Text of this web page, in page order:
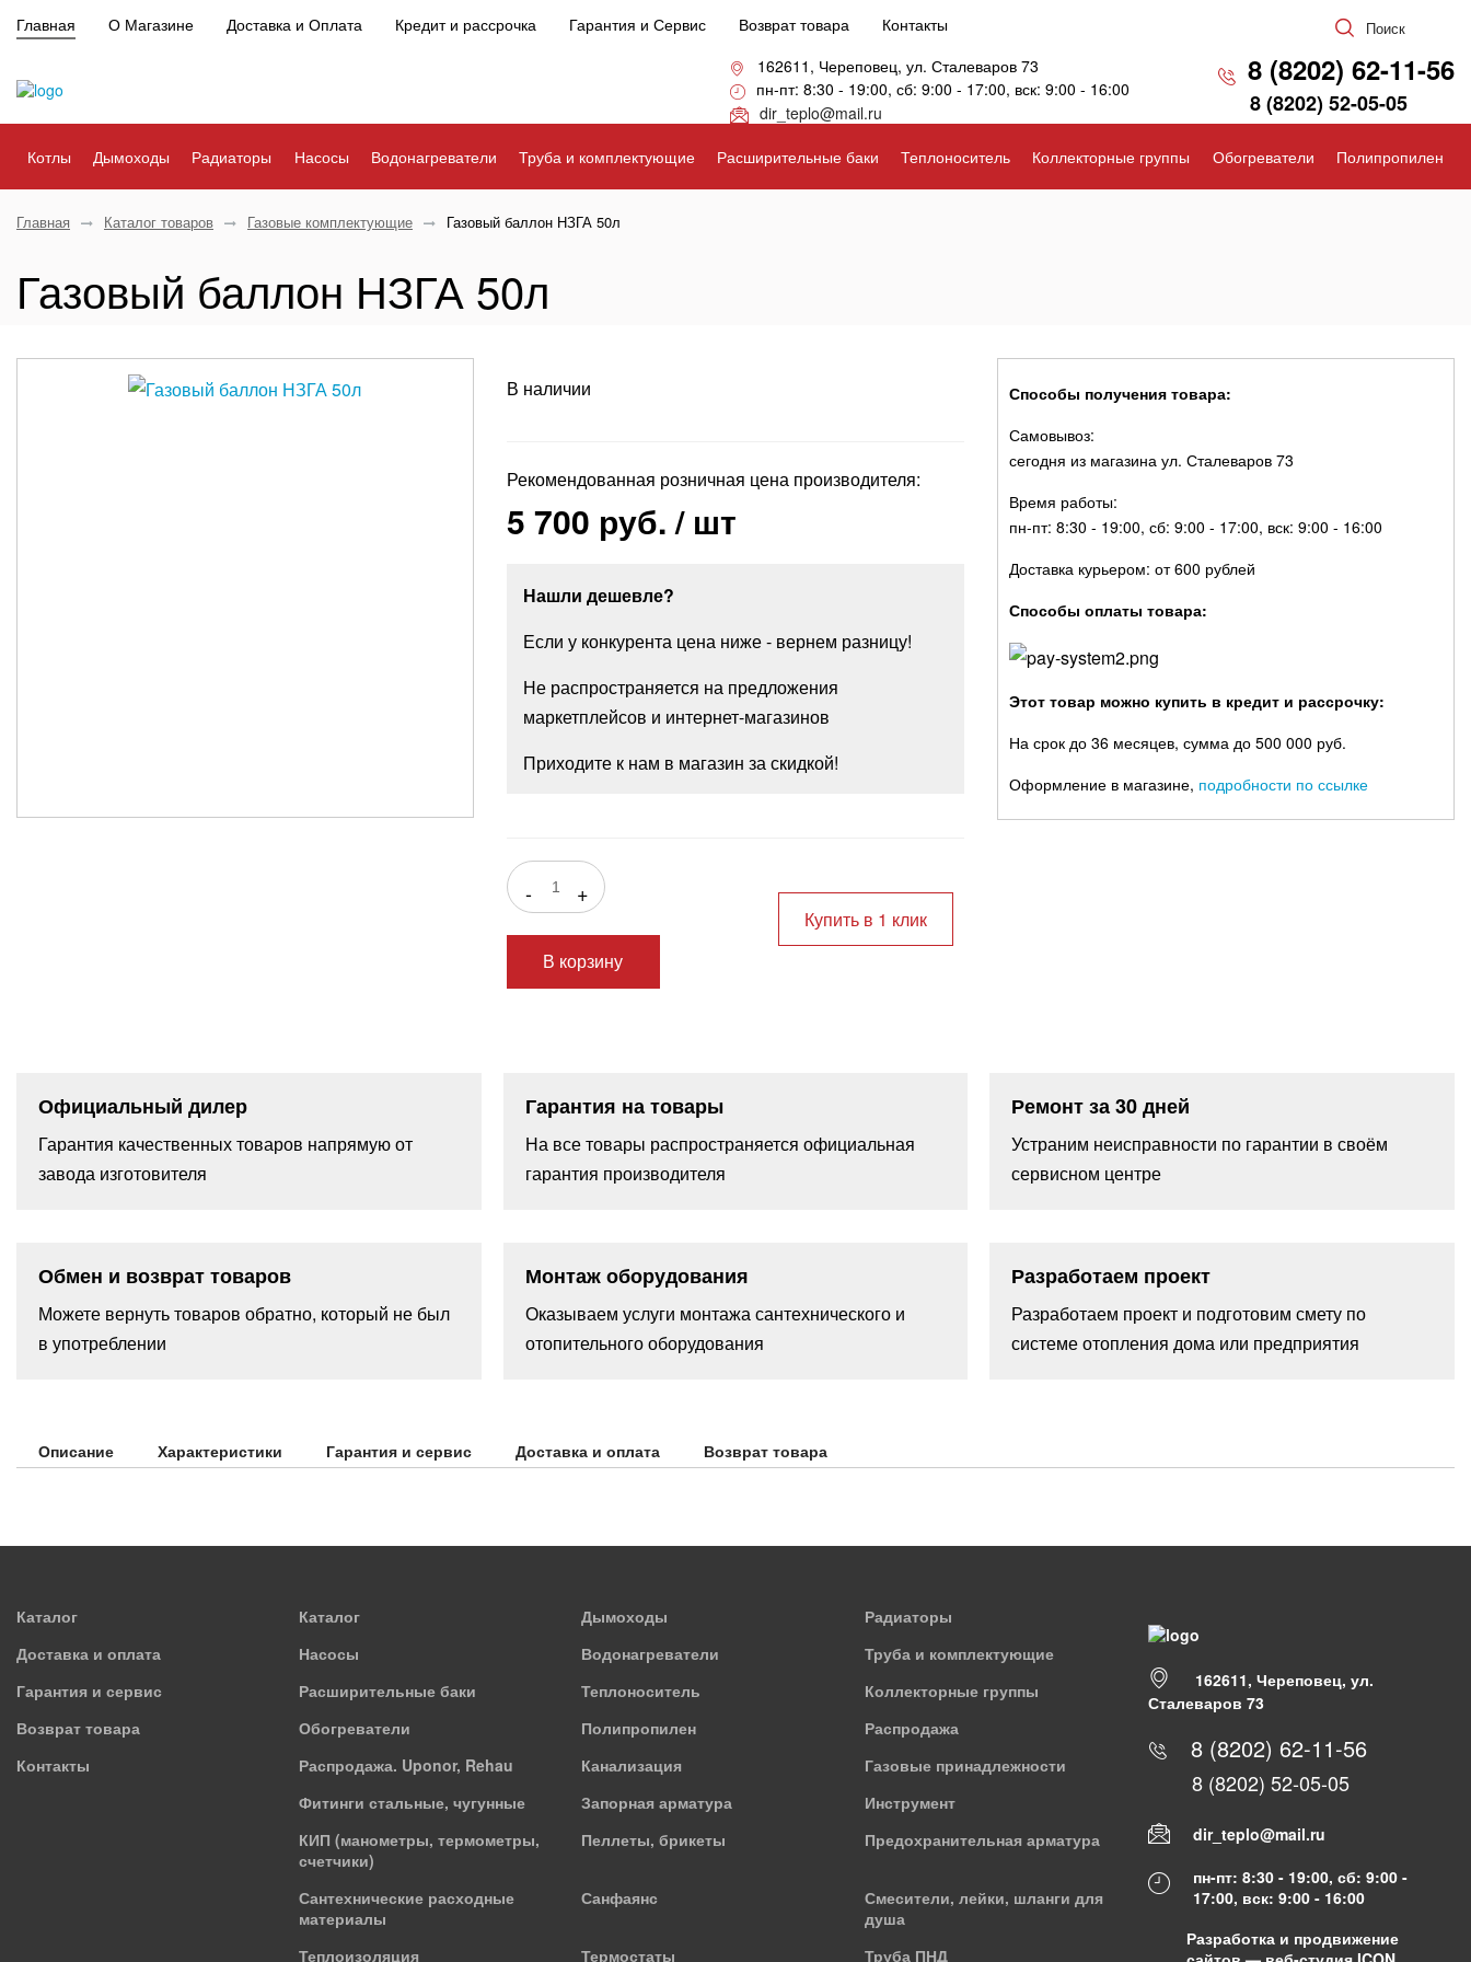
Главная О Магазине Доставка и Оплата Кредит и рассрочка Гарантия и Сервис Возврат товара Контакты Поиск
162611, Череповец, ул. Сталеваров 73
пн-пт: 8:30 - 19:00, сб: 9:00 - 17:00, вск: 9:00 - 16:00
dir_teplo@mail.ru
8 (8202) 62-11-56
8 (8202) 52-05-05
Котлы Дымоходы Радиаторы Насосы Водонагреватели Труба и комплектующие Расширительные баки Теплоноситель Коллекторные группы Обогреватели Полипропилен
Главная Каталог товаров Газовые комплектующие Газовый баллон НЗГА 50л
Газовый баллон НЗГА 50л
В наличии
Рекомендованная розничная цена производителя:
5 700 руб./ шт
Нашли дешевле?
Если у конкурента цена ниже - вернем разницу!
Не распространяется на предложения
маркетплейсов и интернет-магазинов
Приходите к нам в магазин за скидкой!
- +
В корзину
Купить в 1 клик
Способы получения товара:
Самовывоз:
сегодня из магазина ул. Сталеваров 73
Время работы:
пн-пт: 8:30 - 19:00, сб: 9:00 - 17:00, вск: 9:00 - 16:00
Доставка курьером: от 600 рублей
Способы оплаты товара:
Этот товар можно купить в кредит и рассрочку:
На срок до 36 месяцев, сумма до 500 000 руб.
Оформление в магазине, подробности по ссылке
Официальный дилер
Гарантия качественных товаров напрямую от
завода изготовителя
Гарантия на товары
На все товары распространяется официальная
гарантия производителя
Ремонт за 30 дней
Устраним неисправности по гарантии в своём
сервисном центре
Обмен и возврат товаров
Можете вернуть товаров обратно, который не был
в употреблении
Монтаж оборудования
Оказываем услуги монтажа сантехнического и
отопительного оборудования
Разработаем проект
Разработаем проект и подготовим смету по
системе отопления дома или предприятия
Описание Характеристики Гарантия и сервис Доставка и оплата Возврат товара
Каталог
Доставка и оплата
Гарантия и сервис
Возврат товара
Контакты
Каталог Дымоходы
Радиаторы
Насосы
Водонагреватели
Труба и комплектующие
Расширительные баки
Теплоноситель
Коллекторные группы
Обогреватели
Полипропилен
Распродажа
Распродажа. Uponor, Rehau
Канализация
Газовые принадлежности
Фитинги стальные, чугунные
Запорная арматура
Инструмент
КИП (манометры, термометры,
счетчики)
Пеллеты, брикеты Предохранительная арматура
Сантехнические расходные
материалы
Санфаянс
Смесители, лейки, шланги для
душа
Теплоизоляция
Термостаты Труба ПНД
162611, Череповец, ул.
Сталеваров 73
8 (8202) 62-11-56
8 (8202) 52-05-05
dir_teplo@mail.ru
пн-пт: 8:30 - 19:00, сб: 9:00 -
17:00, вск: 9:00 - 16:00
Разработка и продвижение